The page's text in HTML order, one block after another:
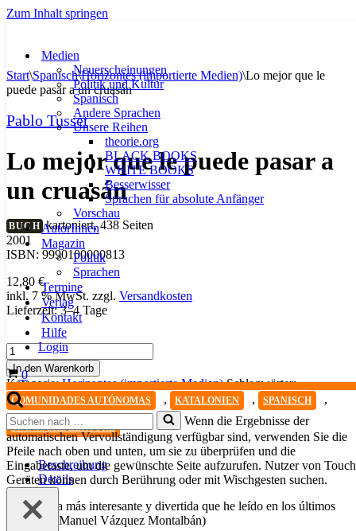
Zum Inhalt springen
Medien
Neuerscheinungen
Politik und Kultur
Spanisch
Andere Sprachen
Unsere Reihen
theorie.org
BLACK BOOKS
WHITE BOOKS
Besserwisser
Sprachen für absolute Anfänger
Vorschau
AutorInnen
Magazin
Politik
Sprachen
Termine
Verlag
Kontakt
Hilfe
Login
Warenkorb
0
Suchen
nach …
Wenn die Ergebnisse der
automatischen Vervollständigung verfügbar sind, verwenden Sie die
Pfeile nach oben und unten, um sie zu überprüfen und die
Eingabetaste, um die gewünschte Seite aufzurufen. Nutzer von
Geräten können durch Berührung oder mit Wischgesten suchen.
Start\Spanisch\Horizontes (importierte Medien)\Lo mejor que le
puede pasar a un cruasán
Pablo Tusset
Lo mejor que le puede pasar a
un cruasán
BUCH kartoniert, 438 Seiten
2001
ISBN: 9990100000813
12,80 €
inkl. 7 % MwSt. zzgl. Versandkosten
Lieferzeit:3–4 Tage
Lo
mejor
que
le
puede
pasar
a
un
cruasán
Menge
In den Warenkorb
Kategorie:Horizontes (importierte Medien) Schlagwörter:
COMUNIDADES AUTÓNOMAS , KATALONIEN , SPANISCH ,
SPANISCHE LEKTÜRE
Beschreibung
Details
«La novela más interesante y divertida que he leído en los últimos
tiempos» (Manuel Vázquez Montalbán)